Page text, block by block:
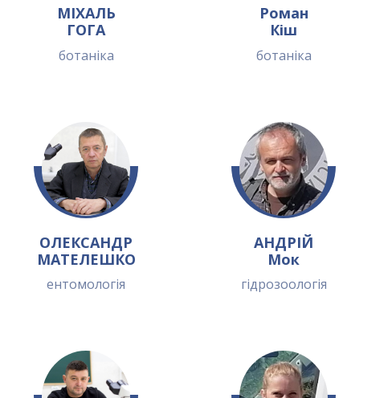
МІХАЛЬ
ГОГА
ботаніка
Роман
Кіш
ботаніка
ОЛЕКСАНДР
МАТЕЛЕШКО
ентомологія
АНДРІЙ
Мок
гідрозоологія